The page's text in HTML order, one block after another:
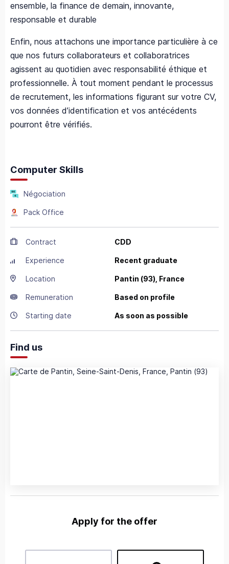
ensemble, la finance de demain, innovante,
responsable et durable
Enfin, nous attachons une importance particulière à ce
que nos futurs collaborateurs et collaboratrices
agissent au quotidien avec responsabilité éthique et
professionnelle. À tout moment pendant le processus
de recrutement, les informations figurant sur votre CV,
vos données d’identification et vos antécédents
pourront être vérifiés.
Computer Skills
Négociation
Pack Office
Contract CDD
Experience Recent graduate
Location Pantin (93), France
Remuneration Based on profile
Starting date As soon as possible
Find us
Apply for the offer